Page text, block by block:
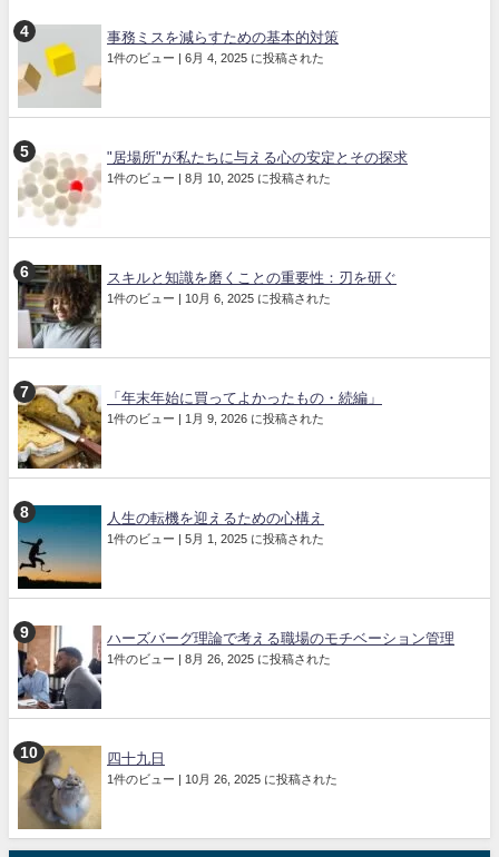
事務ミスを減らすための基本的対策
1件のビュー | 6月 4, 2025 に投稿された
"居場所"が私たちに与える心の安定とその探求
1件のビュー | 8月 10, 2025 に投稿された
スキルと知識を磨くことの重要性：刃を研ぐ
1件のビュー | 10月 6, 2025 に投稿された
「年末年始に買ってよかったもの・続編」
1件のビュー | 1月 9, 2026 に投稿された
人生の転機を迎えるための心構え
1件のビュー | 5月 1, 2025 に投稿された
ハーズバーグ理論で考える職場のモチベーション管理
1件のビュー | 8月 26, 2025 に投稿された
四十九日
1件のビュー | 10月 26, 2025 に投稿された